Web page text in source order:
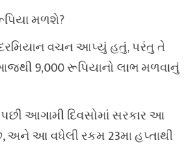
મળશે?
વચન આપ્યું હતું, પરંતુ તે
9,000 રૂપિયાનો લાભ મળવાનું
આગામી દિવસોમાં સરકાર આ
આ વધેલી રકમ 23મા હપ્તાથી